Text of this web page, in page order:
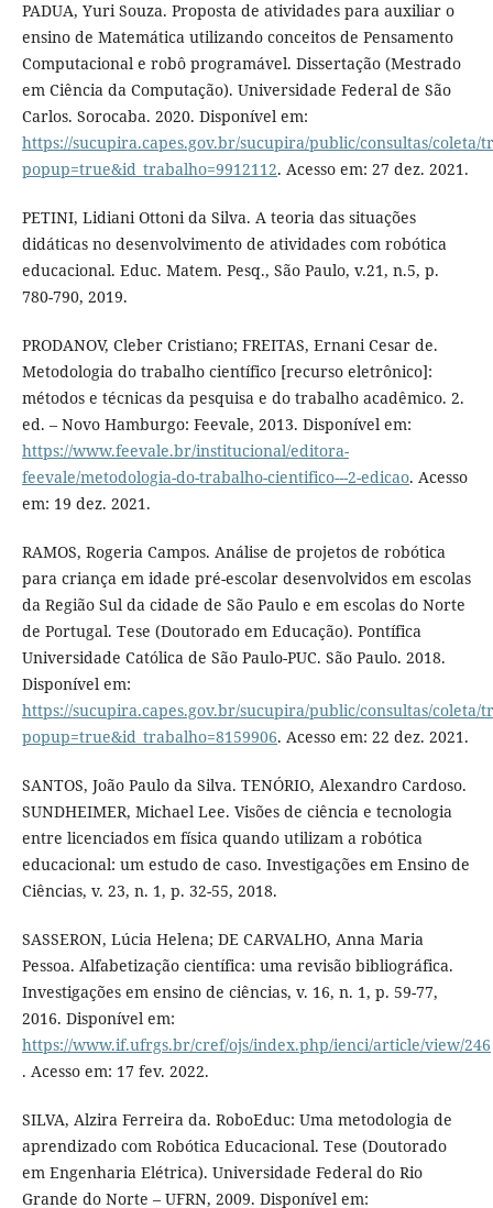
PADUA, Yuri Souza. Proposta de atividades para auxiliar o
ensino de Matemática utilizando conceitos de Pensamento
Computacional e robô programável. Dissertação (Mestrado
em Ciência da Computação). Universidade Federal de São
Carlos. Sorocaba. 2020. Disponível em:
https://sucupira.capes.gov.br/sucupira/public/consultas/coleta/
popup=true&id_trabalho=9912112. Acesso em: 27 dez. 2021.
PETINI, Lidiani Ottoni da Silva. A teoria das situações
didáticas no desenvolvimento de atividades com robótica
educacional. Educ. Matem. Pesq., São Paulo, v.21, n.5, p.
780-790, 2019.
PRODANOV, Cleber Cristiano; FREITAS, Ernani Cesar de.
Metodologia do trabalho científico [recurso eletrônico]:
métodos e técnicas da pesquisa e do trabalho acadêmico. 2.
ed. – Novo Hamburgo: Feevale, 2013. Disponível em:
https://www.feevale.br/institucional/editora-
feevale/metodologia-do-trabalho-cientifico---2-edicao. Acesso
em: 19 dez. 2021.
RAMOS, Rogeria Campos. Análise de projetos de robótica
para criança em idade pré-escolar desenvolvidos em escolas
da Região Sul da cidade de São Paulo e em escolas do Norte
de Portugal. Tese (Doutorado em Educação). Pontífica
Universidade Católica de São Paulo-PUC. São Paulo. 2018.
Disponível em:
https://sucupira.capes.gov.br/sucupira/public/consultas/coleta/
popup=true&id_trabalho=8159906. Acesso em: 22 dez. 2021.
SANTOS, João Paulo da Silva. TENÓRIO, Alexandro Cardoso.
SUNDHEIMER, Michael Lee. Visões de ciência e tecnologia
entre licenciados em física quando utilizam a robótica
educacional: um estudo de caso. Investigações em Ensino de
Ciências, v. 23, n. 1, p. 32-55, 2018.
SASSERON, Lúcia Helena; DE CARVALHO, Anna Maria
Pessoa. Alfabetização científica: uma revisão bibliográfica.
Investigações em ensino de ciências, v. 16, n. 1, p. 59-77,
2016. Disponível em:
https://www.if.ufrgs.br/cref/ojs/index.php/ienci/article/view/246
. Acesso em: 17 fev. 2022.
SILVA, Alzira Ferreira da. RoboEduc: Uma metodologia de
aprendizado com Robótica Educacional. Tese (Doutorado
em Engenharia Elétrica). Universidade Federal do Rio
Grande do Norte – UFRN, 2009. Disponível em: